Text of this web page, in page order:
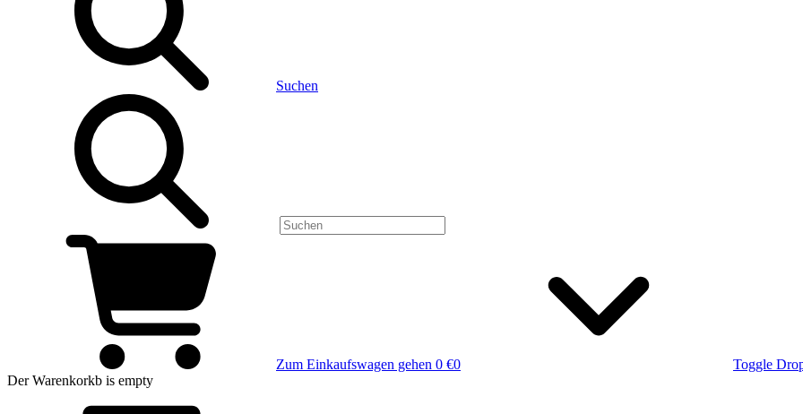
Suchen
Zum Einkaufswagen gehen 0 €0
Toggle
Der Warenkorkb is empty